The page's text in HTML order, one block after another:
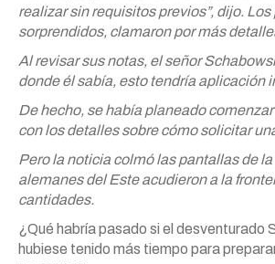
realizar sin requisitos previos”, dijo.
sorprendidos, clamaron por más
Al revisar sus notas, el señor
donde él sabía, esto tendría aplicación
De hecho, se había planeado
con los detalles sobre cómo solicitar
Pero la noticia colmó las pantallas de
alemanes del Este acudieron a la
cantidades.
¿Qué habría pasado si el desventurado
hubiese tenido más tiempo para